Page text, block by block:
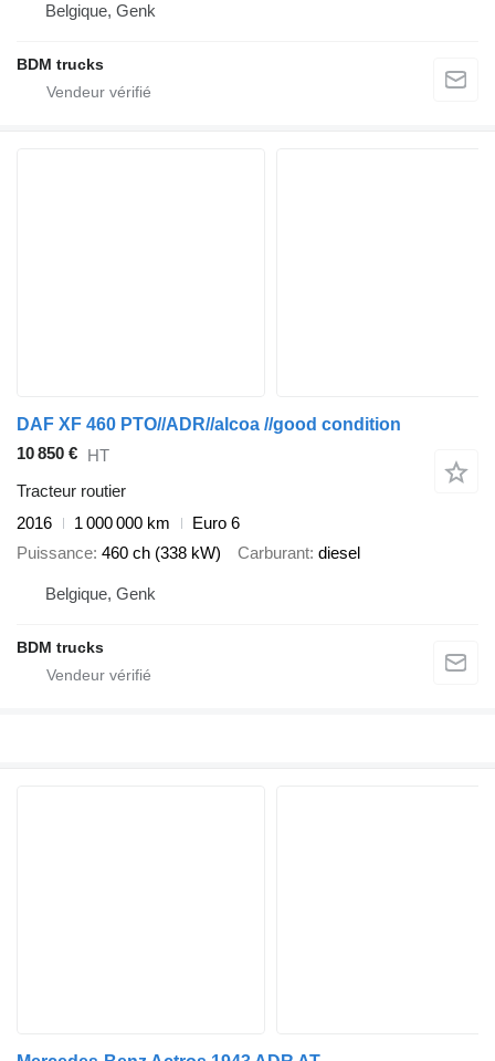
Belgique, Genk
BDM trucks
DAF XF 460 PTO//ADR//alcoa //good condition
10 850 € HT
Tracteur routier
2016
1 000 000 km
Euro 6
Puissance 460 ch (338 kW) Carburant diesel
Belgique, Genk
BDM trucks